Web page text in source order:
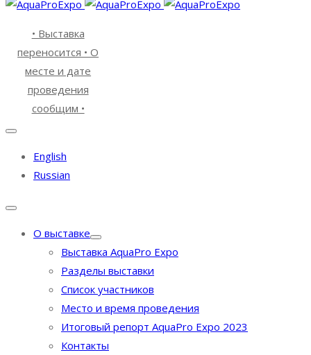
• Выставка
переносится • О
месте и дате
проведения
сообщим •
English
Russian
О выставке
Выставка AquaPro Expo
Разделы выставки
Список участников
Место и время проведения
Итоговый репорт AquaPro Expo 2023
Контакты